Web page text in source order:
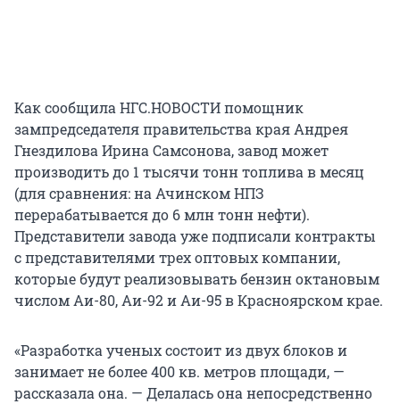
Как сообщила НГС.НОВОСТИ помощник
зампредседателя правительства края Андрея
Гнездилова Ирина Самсонова, завод может
производить до 1 тысячи тонн топлива в месяц
(для сравнения: на Ачинском НПЗ
перерабатывается до 6 млн тонн нефти).
Представители завода уже подписали контракты
с представителями трех оптовых компании,
которые будут реализовывать бензин октановым
числом Аи-80, Аи-92 и Аи-95 в Красноярском крае.
«Разработка ученых состоит из двух блоков и
занимает не более 400 кв. метров площади, —
рассказала она. — Делалась она непосредственно